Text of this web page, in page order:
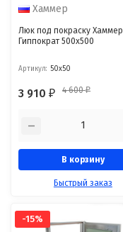
Хаммер
Люк под покраску Хаммер
Гиппократ 500x500
Артикул: 50x50
3 910₽ 4 600₽
В корзину
Быстрый заказ
-15%